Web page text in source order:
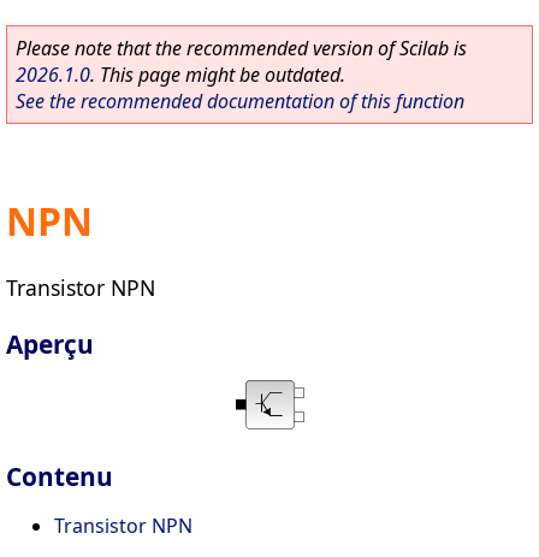
Please note that the recommended version of Scilab is
2026.1.0. This page might be outdated.
See the recommended documentation of this function
NPN
Transistor NPN
Aperçu
Contenu
Transistor NPN